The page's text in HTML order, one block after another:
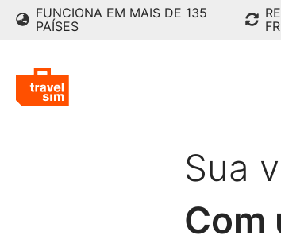
FUNCIONA EM MAIS DE 135
PAÍSES
Sua
Com